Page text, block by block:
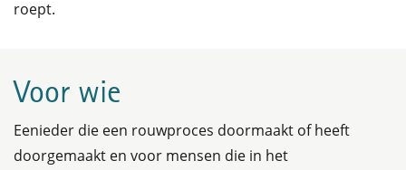
roept.
Voor wie
Eenieder die een rouwproces doormaakt of heeft
doorgemaakt en voor mensen die in het